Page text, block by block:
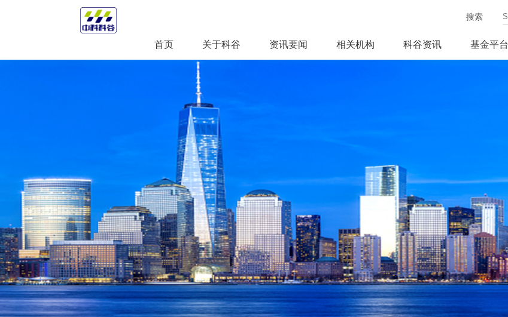
搜索
首页 关于科谷 资讯要闻 相关机构 科谷资讯 基金平台